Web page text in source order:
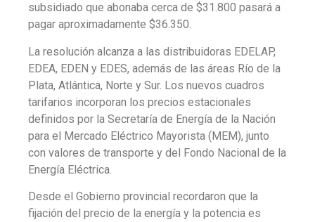
subsidiado que abonaba cerca de $31.800 pasará a
pagar aproximadamente $36.350.
La resolución alcanza a las distribuidoras EDELAP,
EDEA, EDEN y EDES, además de las áreas Río de la
Plata, Atlántica, Norte y Sur. Los nuevos cuadros
tarifarios incorporan los precios estacionales
definidos por la Secretaría de Energía de la Nación
para el Mercado Eléctrico Mayorista (MEM), junto
con valores de transporte y del Fondo Nacional de la
Energía Eléctrica.
Desde el Gobierno provincial recordaron que la
fijación del precio de la energía y la potencia es